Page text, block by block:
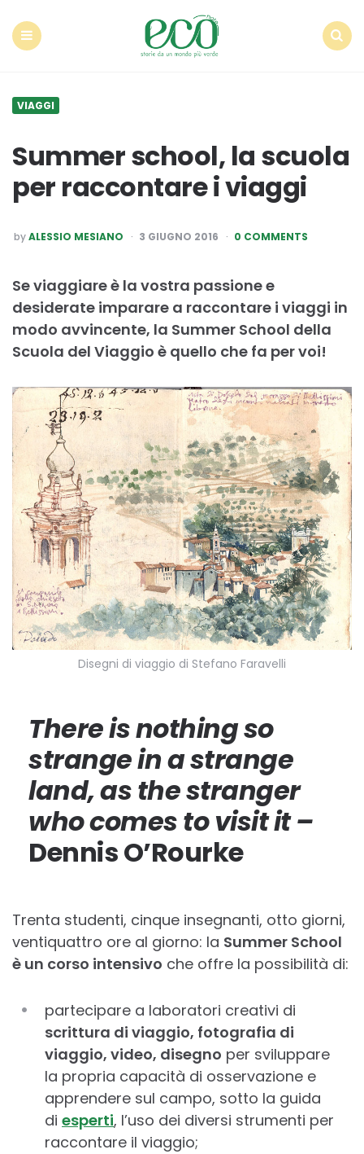
VIAGGI
Summer school, la scuola
per raccontare i viaggi
POSTED
BY
byALESSIO MESIANO 3 GIUGNO 2016 0 COMMENTS
Se viaggiare è la vostra passione e
desiderate imparare a raccontare i viaggi in
modo avvincente, la Summer School della
Scuola del Viaggio è quello che fa per voi!
Disegni di viaggio di Stefano Faravelli
There is nothing so
strange in a strange
land, as the stranger
who comes to visit it –
Dennis O’Rourke
Trenta studenti, cinque insegnanti, otto giorni,
ventiquattro ore al giorno: la Summer School
è un corso intensivo che offre la possibilità di:
partecipare a laboratori creativi di
scrittura di viaggio, fotografia di
viaggio, video, disegno per sviluppare
la propria capacità di osservazione e
apprendere sul campo, sotto la guida
di esperti, l’uso dei diversi strumenti per
raccontare il viaggio;